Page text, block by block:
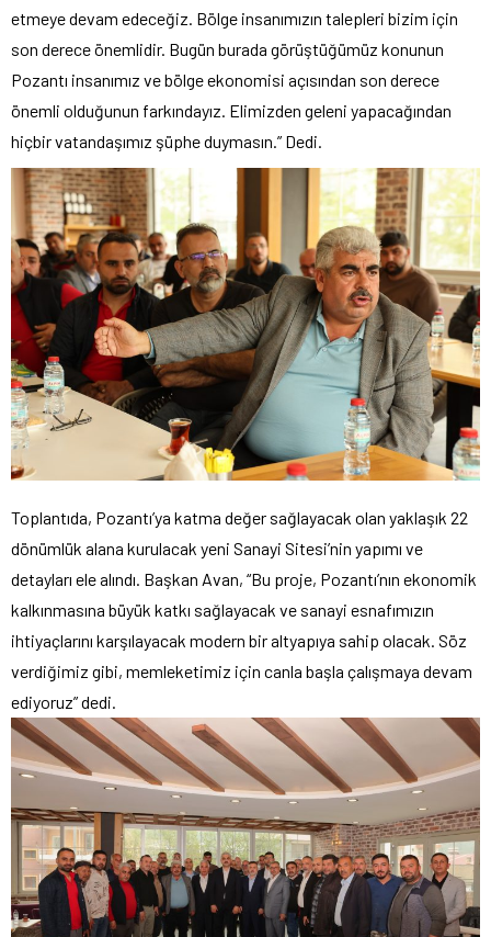
etmeye devam edeceğiz. Bölge insanımızın talepleri bizim için
son derece önemlidir. Bugün burada görüştüğümüz konunun
Pozantı insanımız ve bölge ekonomisi açısından son derece
önemli olduğunun farkındayız. Elimizden geleni yapacağından
hiçbir vatandaşımız şüphe duymasın.” Dedi.
Toplantıda, Pozantı’ya katma değer sağlayacak olan yaklaşık 22
dönümlük alana kurulacak yeni Sanayi Sitesi’nin yapımı ve
detayları ele alındı. Başkan Avan, “Bu proje, Pozantı’nın ekonomik
kalkınmasına büyük katkı sağlayacak ve sanayi esnafımızın
ihtiyaçlarını karşılayacak modern bir altyapıya sahip olacak. Söz
verdiğimiz gibi, memleketimiz için canla başla çalışmaya devam
ediyoruz” dedi.